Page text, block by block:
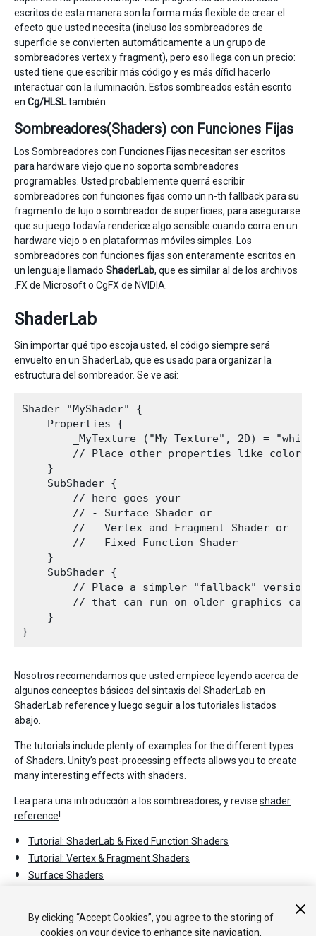
escritos de esta manera son la forma más flexible de crear el
efecto que usted necesita (incluso los sombreadores de
superficie se convierten automáticamente a un grupo de
sombreadores vertex y fragment), pero eso llega con un precio:
usted tiene que escribir más código y es más díficl hacerlo
interactuar con la iluminación. Estos sombreados están escrito
en Cg/HLSLtambién.
Sombreadores(Shaders) con Funciones Fijas
Los Sombreadores con Funciones Fijas necesitan ser escritos
para hardware viejo que no soporta sombreadores
programables. Usted probablemente querrá escribir
sombreadores con funciones fijas como un n-th fallback para su
fragmento de lujo o sombreador de superficies, para asegurarse
que su juego todavía renderice algo sensible cuando corra en un
hardware viejo o en plataformas móviles simples. Los
sombreadores con funciones fijas son enteramente escritos en
un lenguaje llamado ShaderLab, que es similar al de los archivos
.FX de Microsoft o CgFX de NVIDIA.
ShaderLab
Sin importar qué tipo escoja usted, el código siempre será
envuelto en un ShaderLab, que es usado para organizar la
estructura del sombreador. Se ve así:
Shader "MyShader" {
    Properties {
_MyTexture ("My Texture", 2D) =
// Place other properties like colors
    }
    SubShader {
        // here goes your
        // - Surface Shader or
        // - Vertex and Fragment Shader or
        // - Fixed Function Shader
    }
    SubShader {
// Place a simpler "fallback" version
// that can run on older graphics
    }
Nosotros recomendamos que usted empiece leyendo acerca de
algunos conceptos básicos del sintaxis del ShaderLab en
ShaderLab reference y luego seguir a los tutoriales listados
abajo.
The tutorials include plenty of examples for the different types
of Shaders. Unity’s post-processing effects allows you to create
many interesting effects with shaders.
Lea para una introducción a los sombreadores, y revise shader
reference!
Tutorial: ShaderLab & Fixed Function Shaders
Tutorial: Vertex & Fragment Shaders
Surface Shaders
Fragment
By clicking “Accept Cookies”, you agree to the storing of
cookies on your device to enhance site navigation,